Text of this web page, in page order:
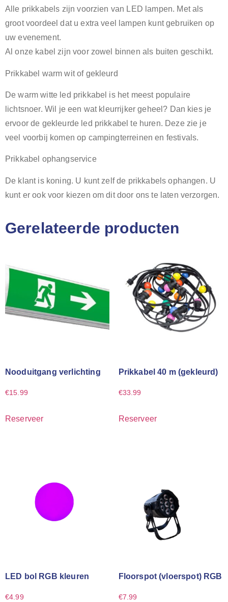
Alle prikkabels zijn voorzien van LED lampen. Met als
groot voordeel dat u extra veel lampen kunt gebruiken op
uw evenement.
Al onze kabel zijn voor zowel binnen als buiten geschikt.
Prikkabel warm wit of gekleurd
De warm witte led prikkabel is het meest populaire
lichtsnoer. Wil je een wat kleurrijker geheel? Dan kies je
ervoor de gekleurde led prikkabel te huren. Deze zie je
veel voorbij komen op campingterreinen en festivals.
Prikkabel ophangservice
De klant is koning. U kunt zelf de prikkabels ophangen. U
kunt er ook voor kiezen om dit door ons te laten verzorgen.
Gerelateerde producten
Nooduitgang verlichting
€15.99
Reserveer
Prikkabel 40 m (gekleurd)
€33.99
Reserveer
LED bol RGB kleuren
€4.99
Floorspot (vloerspot) RGB
€7.99